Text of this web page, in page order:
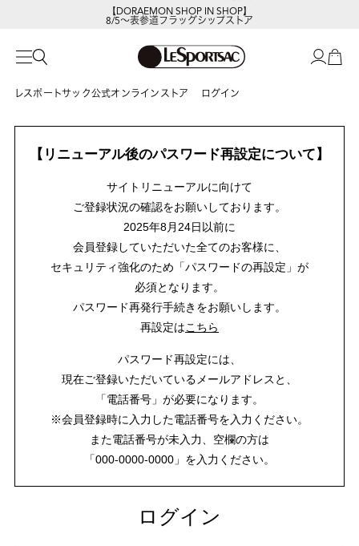
【DORAEMON SHOP IN SHOP】
8/5～表参道フラッグシップストア
レスポートサック公式オンラインストア ログイン
【リニューアル後のパスワード再設定について】
サイトリニューアルに向けて
ご登録状況の確認をお願いしております。
2025年8月24日以前に
会員登録していただいた全てのお客様に、
セキュリティ強化のため「パスワードの再設定」が
必須となります。
パスワード再発行手続きをお願いします。
再設定はこちら
パスワード再設定には、
現在ご登録いただいているメールアドレスと、
「電話番号」が必要になります。
※会員登録時に入力した電話番号を入力ください。
また電話番号が未入力、空欄の方は
「000-0000-0000」を入力ください。
ログイン